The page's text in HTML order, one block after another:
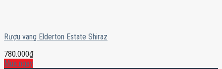
Rượu vang Elderton Estate Shiraz
780.000₫
Mua ngay